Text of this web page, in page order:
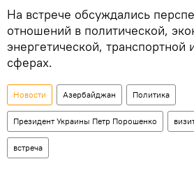
На встрече обсуждались
отношений в политической,
энергетической, транспортной
сферах.
Новости Азербайджан Политика
Президент Украины Петр Порошенко
встреча